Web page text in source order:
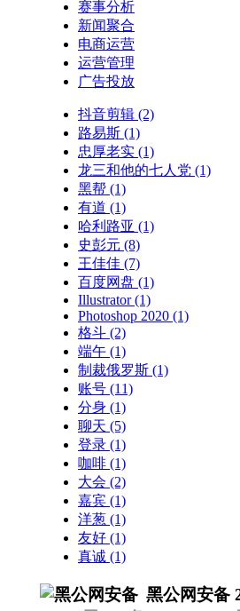
赛事分析
新闻聚合
电商运营
运营管理
广告投放
抖音剪辑 (2)
路易斯 (1)
忠厚老实 (1)
龙三和他的七人党 (1)
黑帮 (1)
有道 (1)
哈利路亚 (1)
史彭元 (8)
王佳佳 (7)
百度网盘 (1)
Illustrator(1)
Photoshop 2020 (1)
格斗 (2)
端午 (1)
制裁俄罗斯 (1)
账号 (11)
分身 (1)
聊天 (5)
登录 (1)
咖啡 (1)
大会 (2)
嘉宾 (1)
洋葱 (1)
友好 (1)
真诚 (1)
黑公网安备